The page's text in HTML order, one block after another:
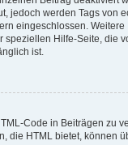
jedoch werden Tags von
eingeschlossen.
speziellen Hilfe-Seite, die
ist.
Code in Beiträgen zu
die HTML bietet, können